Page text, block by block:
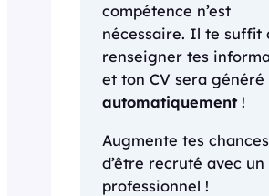
compétence n’est
nécessaire. Il te suffit
renseigner tes
et ton CV sera généré
automatiquement!
Augmente tes chances
d’être recruté avec un
professionnel !